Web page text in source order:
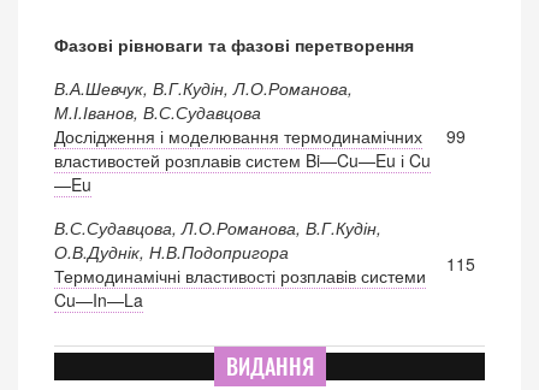
Фазові рівноваги та фазові перетворення
В.А.Шевчук, В.Г.Кудін, Л.О.Романова,
М.І.Іванов, В.С.Судавцова
Дослідження і моделювання термодинамічних
властивостей розплавів систем Bi—Cu—Eu і Cu
—Eu
99
В.С.Судавцова, Л.О.Романова, В.Г.Кудін,
О.В.Дуднік, Н.В.Подопригора
Термодинамічні властивості розплавів системи
Cu—In—La
115
ВИДАННЯ